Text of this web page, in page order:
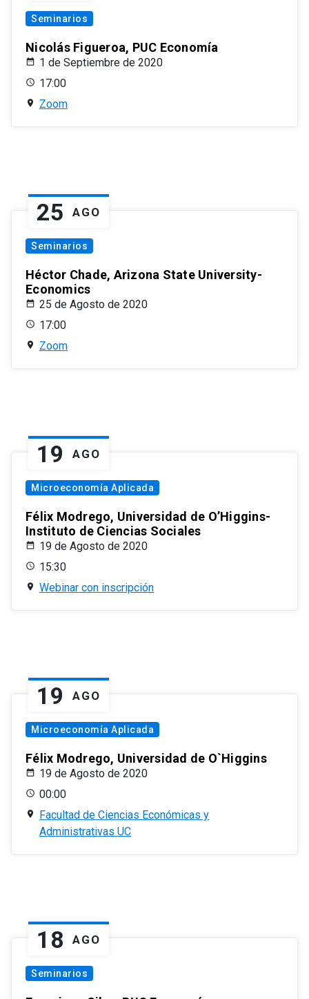
Seminarios
Nicolás Figueroa, PUC Economía
1 de Septiembre de 2020
17:00
Zoom
25 AGO
Seminarios
Héctor Chade, Arizona State University-
Economics
25 de Agosto de 2020
17:00
Zoom
19 AGO
Microeconomía Aplicada
Félix Modrego, Universidad de O’Higgins-
Instituto de Ciencias Sociales
19 de Agosto de 2020
15:30
Webinar con inscripción
19 AGO
Microeconomía Aplicada
Félix Modrego, Universidad de O`Higgins
19 de Agosto de 2020
00:00
Facultad de Ciencias Económicas y
Administrativas UC
18 AGO
Seminarios